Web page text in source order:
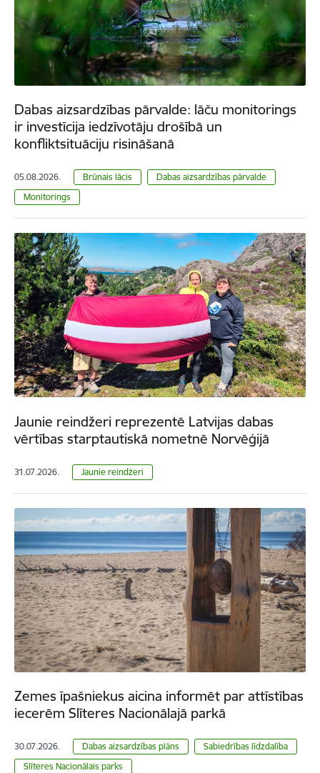
Dabas aizsardzības pārvalde: lāču monitorings
ir investīcija iedzīvotāju drošībā un
konfliktsituāciju risināšanā
05.08.2026. Brūnais lācis
Dabas aizsardzības pārvalde
Monitorings
Jaunie reindžeri reprezentē Latvijas dabas
vērtības starptautiskā nometnē Norvēģijā
31.07.2026. Jaunie reindžeri
Zemes īpašniekus aicina informēt par attīstības
iecerēm Slīteres Nacionālajā parkā
30.07.2026. Dabas aizsardzības plāns
Sabiedrības līdzdalība
Slīteres Nacionālais parks